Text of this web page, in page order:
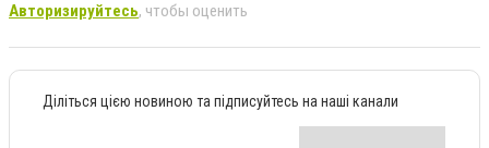
Авторизируйтесь, чтобы оценить
Діліться цією новиною та підписуйтесь на наші канали